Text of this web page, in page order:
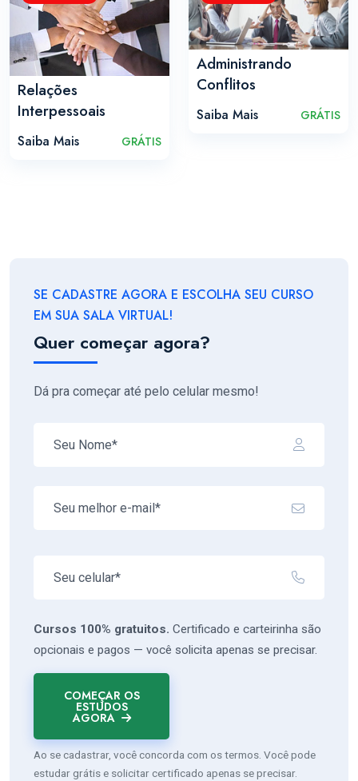
Relações
Interpessoais
Saiba Mais GRÁTIS
Administrando
Conflitos
Saiba Mais GRÁTIS
SE CADASTRE AGORA E ESCOLHA SEU CURSO
EM SUA SALA VIRTUAL!
Quer começar agora?
Dá pra começar até pelo celular mesmo!
Cursos 100% gratuitos. Certificado e carteirinha são
opcionais e pagos — você solicita apenas se precisar.
COMEÇAR OS
ESTUDOS
AGORA
Ao se cadastrar, você concorda com os termos. Você pode
estudar grátis e solicitar certificado apenas se precisar.